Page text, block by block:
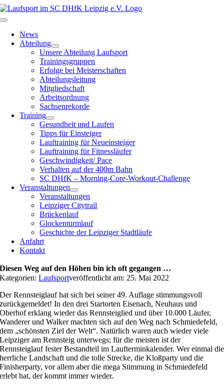
Zum
Inhalt
Toggle
Navigation
News
Abteilung
Unsere Abteilung Laufsport
Trainingsgruppen
Erfolge bei Meisterschaften
Abteilungsleitung
Mitgliedschaft
Arbeitsordnung
Sachsenrekorde
Training
Gesundheit und Laufen
Tipps für Einsteiger
Lauftraining für Neueinsteiger
Lauftraining für Fitnessläufer
Geschwindigkeit/ Pace
Verhalten auf der 400m Bahn
SC DHfK – Morning-Core-Workout-Challenge
Veranstaltungen
Veranstaltungen
Leipziger Citytrail
Brückenlauf
Glockenturmlauf
Geschichte der Leipziger Stadtläufe
Anfahrt
Kontakt
Diesen Weg auf den Höhen bin ich oft gegangen …
Kategorien:Laufsportveröffentlicht am: 25. Mai 2022
Der Rennsteiglauf hat sich bei seiner 49. Auflage stimmungsvoll
zurückgemeldet! In den drei Startorten Eisenach, Neuhaus und
Oberhof erklang wieder das Rennsteiglied und über 10.000 Läufer,
Wanderer und Walker machten sich auf den Weg nach Schmiedefeld,
dem „schönsten Ziel der Welt“. Natürlich waren auch wieder viele
Leipziger am Rennsteig unterwegs; für die meisten ist der
Rennsteiglauf fester Bestandteil im Laufterminkalender. Wer einmal die
herrliche Landschaft und die tolle Strecke, die Kloßparty und die
Finisherparty, vor allem aber die mega Stimmung in Schmiedefeld
erlebt hat, der kommt immer wieder.